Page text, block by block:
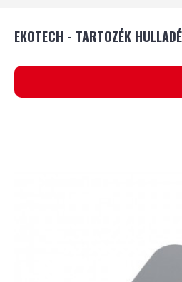
EKOTECH - TARTOZÉK